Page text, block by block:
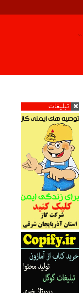
تبلیغات